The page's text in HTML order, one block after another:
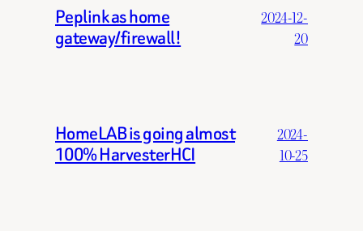
Peplink as home
gateway/firewall!
2024-12-
20
HomeLAB is going almost
100% HarvesterHCI
2024-
10-25